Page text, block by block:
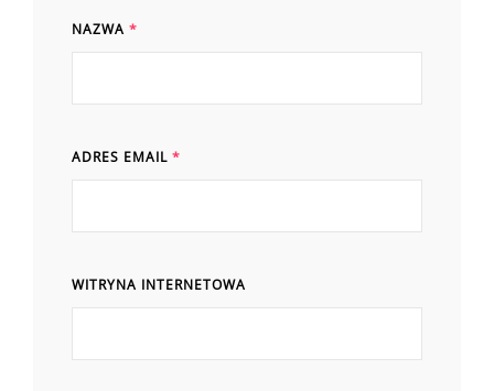
NAZWA *
ADRES EMAIL *
WITRYNA INTERNETOWA